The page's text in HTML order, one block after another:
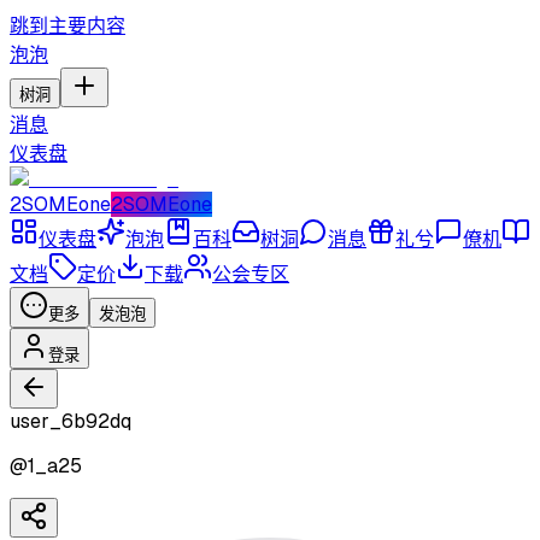
跳到主要内容
泡泡
树洞
消息
仪表盘
2SOMEone2SOMEone
仪表盘
泡泡 百科 树洞 消息 礼兮
僚机
文档
定价 下载 公会专区
更多 发泡泡
登录
user_6b92dq
@1_a25